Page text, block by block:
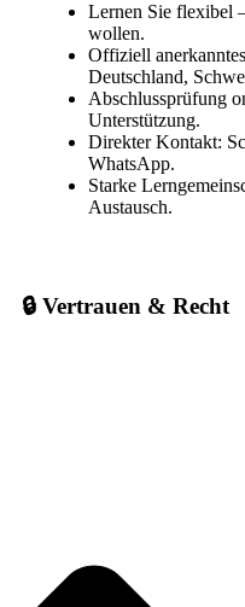
Lernen Sie flexibel
wollen.
Offiziell
Deutschland,
Abschlussprüfung
Unterstützung.
Direkter Kontakt:
WhatsApp.
Starke
Austausch.
🔒 Vertrauen & Recht